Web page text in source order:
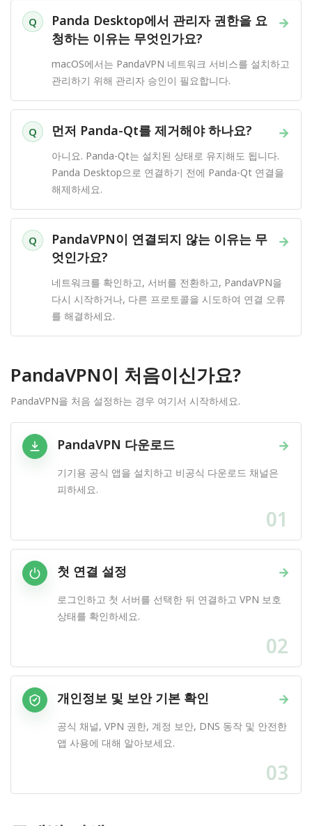
Q →
Panda Desktop에서 관리자 권한을 요
청하는 이유는 무엇인가요?
macOS에서는 PandaVPN 네트워크 서비스를 설치하고
관리하기 위해 관리자 승인이 필요합니다.
Q →
먼저 Panda-Qt를 제거해야 하나요?
아니요. Panda-Qt는 설치된 상태로 유지해도 됩니다.
Panda Desktop으로 연결하기 전에 Panda-Qt 연결을
해제하세요.
Q →
PandaVPN이 연결되지 않는 이유는 무
엇인가요?
네트워크를 확인하고, 서버를 전환하고, PandaVPN을
다시 시작하거나, 다른 프로토콜을 시도하여 연결 오류
를 해결하세요.
PandaVPN이 처음이신가요?
PandaVPN을 처음 설정하는 경우 여기서 시작하세요.
→
PandaVPN 다운로드
기기용 공식 앱을 설치하고 비공식 다운로드 채널은
피하세요.
01
→
첫 연결 설정
로그인하고 첫 서버를 선택한 뒤 연결하고 VPN 보호
상태를 확인하세요.
02
→
개인정보 및 보안 기본 확인
공식 채널, VPN 권한, 계정 보안, DNS 동작 및 안전한
앱 사용에 대해 알아보세요.
03